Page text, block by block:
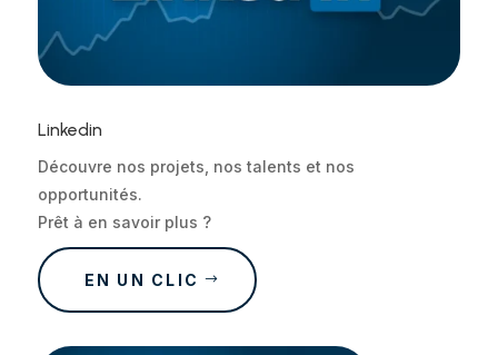
Linkedin
Découvre nos projets, nos talents et nos
opportunités.
Prêt à en savoir plus ?
EN UN CLIC